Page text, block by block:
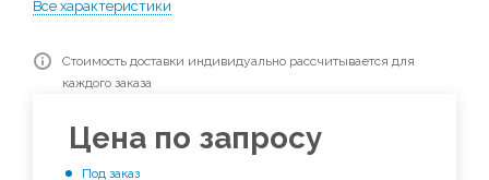
Все характеристики
Стоимость доставки индивидуально рассчитывается для
каждого заказа
Цена по запросу
Под заказ